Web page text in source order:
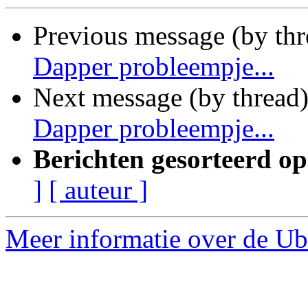
Previous message (by
Dapper probleempje...
Next message (by
Dapper probleempje...
Berichten gesorteerd
] [ auteur ]
Meer informatie over de